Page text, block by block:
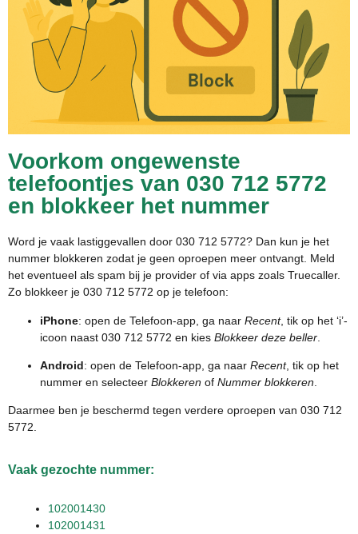
Voorkom ongewenste
telefoontjes van 030 712 5772
en blokkeer het nummer
Word je vaak lastiggevallen door 030 712 5772? Dan kun je het
nummer blokkeren zodat je geen oproepen meer ontvangt. Meld
het eventueel als spam bij je provider of via apps zoals Truecaller.
Zo blokkeer je 030 712 5772 op je telefoon:
iPhone: open de Telefoon-app, ga naar Recent, tik op het ‘i’-
icoon naast 030 712 5772 en kies Blokkeer deze beller
Android: open de Telefoon-app, ga naar Recent, tik op het
nummer en selecteer Blokkeren of Nummer blokkeren
Daarmee ben je beschermd tegen verdere oproepen van 030 712
5772.
Vaak gezochte nummer:
102001430
102001431